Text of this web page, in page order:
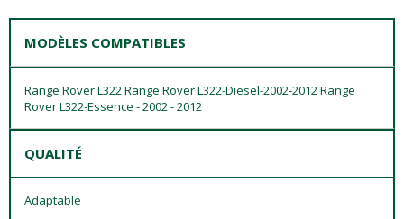
MODÈLES COMPATIBLES
Range Rover L322 Range Rover L322-Diesel-2002-2012 Range
Rover L322-Essence - 2002 - 2012
QUALITÉ
Adaptable